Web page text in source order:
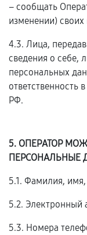
– сообщать
изменении)
4.3. Лица,
сведения о себе,
персональных
ответственность
РФ.
5. ОПЕРАТОР
ПЕРСОНАЛЬНЫЕ
5.1. Фамилия, имя,
5.2. Электронный
5.3. Номера